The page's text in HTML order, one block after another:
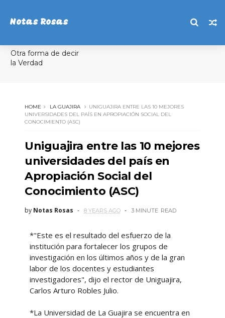
Notas Rosas
Otra forma de decir
la Verdad
HOME LA GUAJIRA
UNIGUAJIRA ENTRE LAS 10 MEJORES
UNIVERSIDADES DEL PAÍS EN APROPIACIÓN SOCIAL DEL
CONOCIMIENTO (ASC)
Uniguajira entre las 10 mejores
universidades del país en
Apropiación Social del
Conocimiento (ASC)
by Notas Rosas 8 YEARS AGO 3 MINUTE READ
*"Este es el resultado del esfuerzo de la
institución para fortalecer los grupos de
investigación en los últimos años y de la gran
labor de los docentes y estudiantes
investigadores", dijo el rector de Uniguajira,
Carlos Arturo Robles Julio.
*La Universidad de La Guajira se encuentra en